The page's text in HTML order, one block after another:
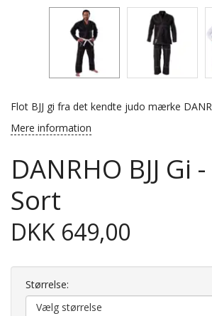
Flot BJJ gi fra det kendte judo mærke
Mere information
DANRHO BJJ Gi
Sort
DKK 649,00
Størrelse: